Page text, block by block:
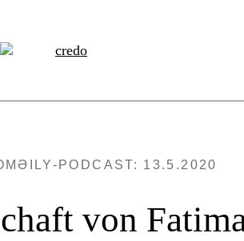
PODCAST: 13.5.2020
von